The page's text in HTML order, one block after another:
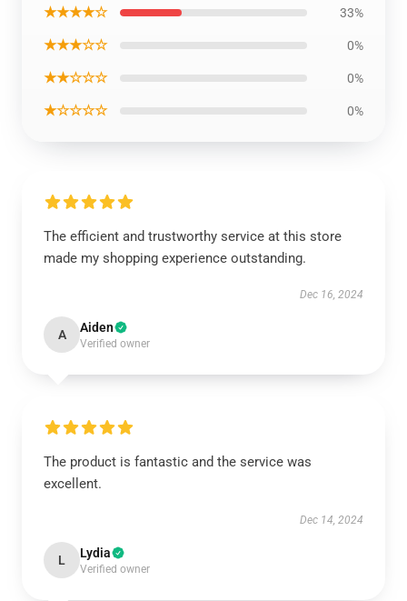
★★★★☆ 33%
★★★☆☆ 0%
★★☆☆☆ 0%
★☆☆☆☆ 0%
The efficient and trustworthy service at this store
made my shopping experience outstanding.
Dec 16, 2024
A Aiden
Verified owner
The product is fantastic and the service was
excellent.
Dec 14, 2024
L Lydia
Verified owner